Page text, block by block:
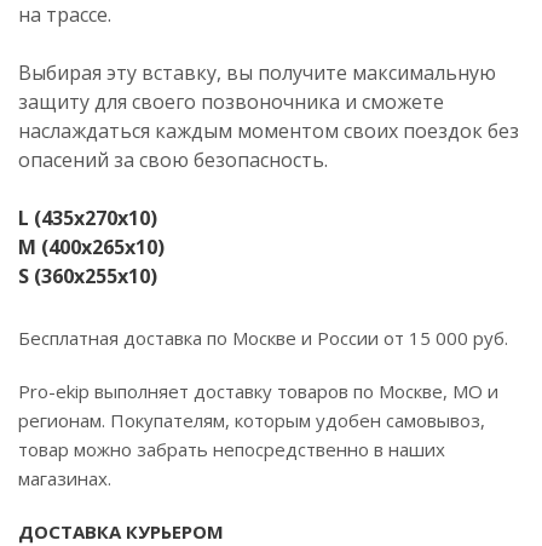
на трассе.
Выбирая эту вставку, вы получите максимальную
защиту для своего позвоночника и сможете
наслаждаться каждым моментом своих поездок без
опасений за свою безопасность.
L (435х270х10)
M (400х265х10)
S (360х255х10)
Бесплатная доставка по Москве и России от 15 000 руб.
Pro-ekip выполняет доставку товаров по Москве, МО и
регионам. Покупателям, которым удобен самовывоз,
товар можно забрать непосредственно в наших
магазинах.
ДОСТАВКА КУРЬЕРОМ